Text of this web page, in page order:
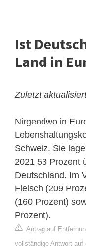
Ist
Land in
Zuletzt
Nirgendwo in
Schweiz. Sie
2021 53 Prozent
Deutschland. Im
Fleisch (209
(160 Prozent)
Prozent).
Antrag auf
vollständige Antwort auf